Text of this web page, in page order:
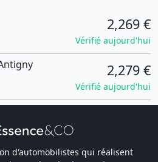
2,269 €
Vérifié aujourd'hui
2,279 €
Vérifié aujourd'hui
d'automobilistes qui réalisent